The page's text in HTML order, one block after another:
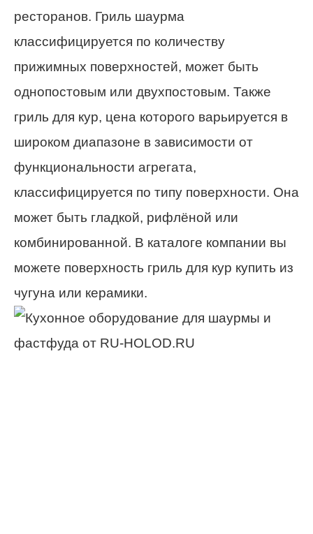
ресторанов. Гриль шаурма
классифицируется по количеству
прижимных поверхностей, может быть
однопостовым или двухпостовым. Также
гриль для кур, цена которого варьируется в
широком диапазоне в зависимости от
функциональности агрегата,
классифицируется по типу поверхности. Она
может быть гладкой, рифлёной или
комбинированной. В каталоге компании вы
можете поверхность гриль для кур купить из
чугуна или керамики.